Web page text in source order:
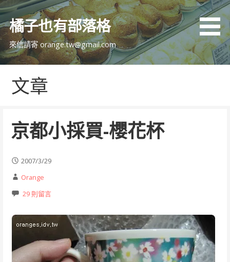
跳
主
內
橘子也有部落格
來信請寄 orange.tw@gmail.com
文章
京都小採買-櫻花杯
2007/3/29
Orange
29 則留言